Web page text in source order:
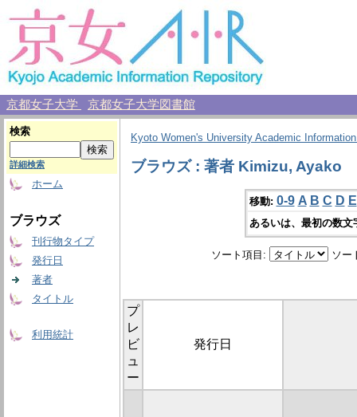
京都女子大学 京都女子大学図書館
検索
詳細検索
ホーム
ブラウズ
刊行物タイプ
発行日
著者
タイトル
利用統計
Kyoto Women's University Academic
ブラウズ : 著者 Kimizu, Ayako
移動: 0-9 A B C D E
あるいは、最初の数
ソート項目: ソー
プ
レ
ビ
ュ
ー
発行日